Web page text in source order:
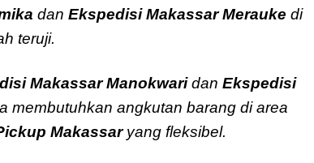
dan Ekspedisi Makassar Merauke di
teruji.
Makassar Manokwaridan Ekspedisi
membutuhkan angkutan barang di area
Makassaryang fleksibel.